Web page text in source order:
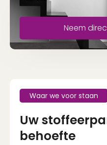
Neem
Waar we voor staan
Uw
behoefte